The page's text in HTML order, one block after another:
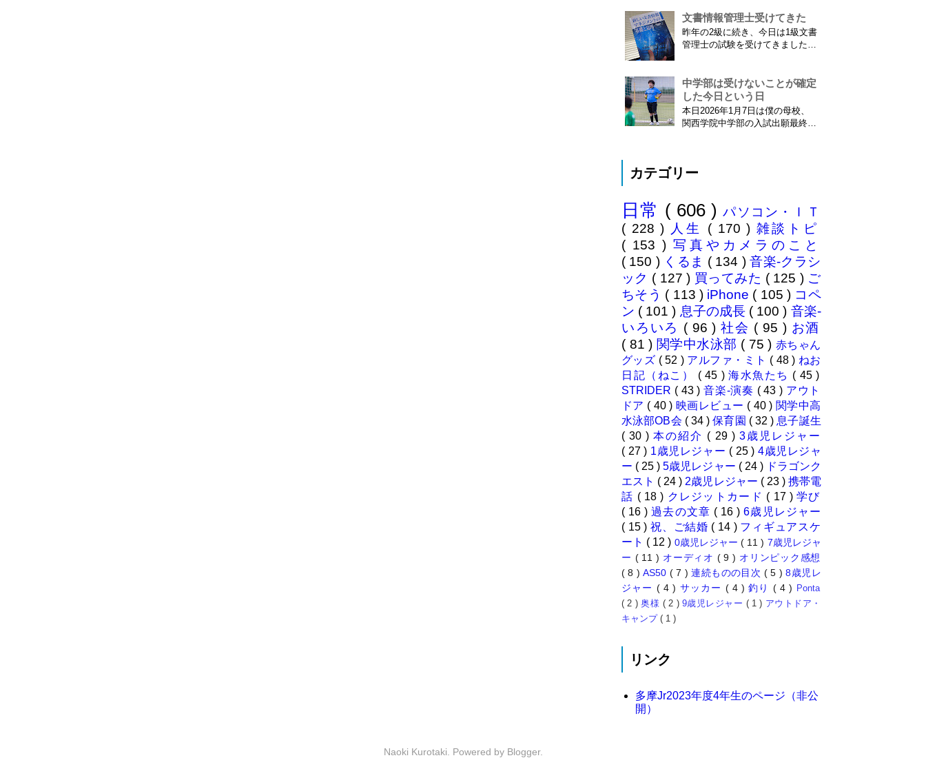
ので...
iPhone 6 Plusで確認しました。
カモノハシ通信3: Googleロケー
ション履歴がiOS8で復活！
※2013年11月8日 追記※ 残念な
文書情報管理士受けてきた
昨年の2級に続き、今日は1級文書
管理士の試験を受けてきました。
かしい…。 ※後日追記※ 無事合
格してました。しかも成績が上位
3名以内？とかで表彰してもらい
ました\( ˆoˆ )/ 文書の取り扱いや
中学部は受けないことが確定
した今日という日
本日2026年1月7日は僕の母校、
関西学院中学部の入試出願最終日
分の息子が12歳になったら母校中
その可能性がほぼなくなったこと
は...
カテゴリー
日常 ( 606 )パソコン・ＩＴ
( 228 ) 人生 ( 170 ) 雑談トピ
( 153 ) 写真やカメラのこと
( 150 ) くるま ( 134 )音楽-クラシ
ック ( 127 ) 買ってみた ( 125 ) ご
ちそう ( 113 ) iPhone ( 105 ) コペ
ン ( 101 ) 息子の成長 ( 100 ) 音楽-
いろいろ ( 96 )社会 ( 95 ) お酒
( 81 ) 関学中水泳部 ( 75 ) 赤ちゃん
グッズ ( 52 ) アルファ・ミト ( 48 ) ねお
日記（ねこ） ( 45 ) 海水魚たち ( 45 )
STRIDER ( 43 )音楽-演奏 ( 43 ) アウト
ドア ( 40 ) 映画レビュー ( 40 ) 関学中高
水泳部OB会 ( 34 )保育園 ( 32 ) 息子誕生
( 30 )本の紹介 ( 29 ) 3歳児レジャー
( 27 ) 1歳児レジャー ( 25 ) 4歳児レジャ
ー ( 25 )5歳児レジャー ( 24 ) ドラゴンク
エスト ( 24 ) 2歳児レジャー ( 23 ) 携帯電
話 ( 18 ) クレジットカード ( 17 )学び
( 16 )過去の文章 ( 16 )6歳児レジャー
( 15 )祝、ご結婚 ( 14 ) フィギュアスケ
ート ( 12 ) 0歳児レジャー( 11 ) 7歳児レジャ
ー ( 11 ) オーディオ ( 9 ) オリンピック感想
( 8 )AS50 ( 7 )連続ものの目次 ( 5 )8歳児レ
ジャー ( 4 ) サッカー ( 4 )釣り ( 4 ) Ponta
( 2 )奥様 ( 2 )9歳児レジャー ( 1 ) アウトドア・
キャンプ ( 1 )
リンク
多摩Jr2023年度4年生のページ（非公
開）
Naoki Kurotaki. Powered by Blogger.